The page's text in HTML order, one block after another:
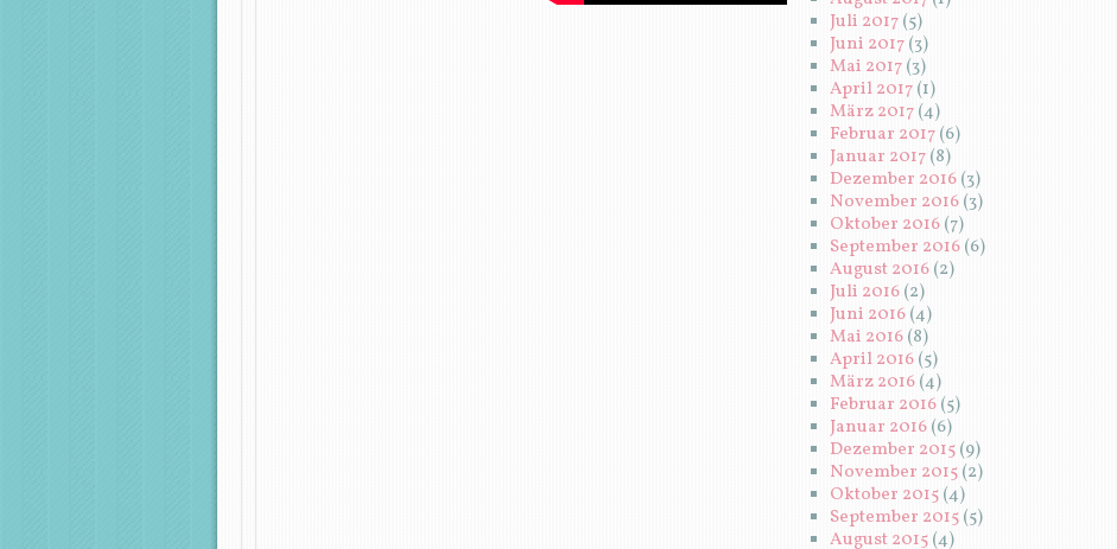
Juli 2017(5)
Juni 2017(3)
Mai 2017(3)
April 2017(1)
März 2017(4)
Februar 2017(6)
Januar 2017(8)
Dezember 2016(3)
November 2016(3)
Oktober 2016(7)
September 2016(6)
August 2016(2)
Juli 2016(2)
Juni 2016(4)
Mai 2016(8)
April 2016(5)
März 2016(4)
Februar 2016(5)
Januar 2016(6)
Dezember 2015(9)
November 2015(2)
Oktober 2015(4)
September 2015(5)
August 2015(4)